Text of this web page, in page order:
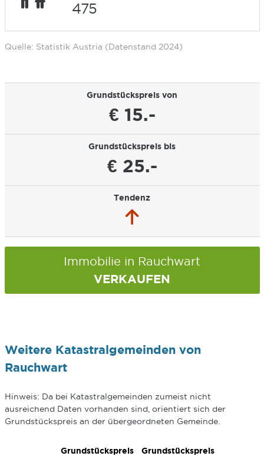
475
Quelle: Statistik Austria (Datenstand 2024)
Grundstückspreis von
€ 15.-
Grundstückspreis bis
€ 25.-
Tendenz
Immobilie in Rauchwart
VERKAUFEN
Weitere Katastralgemeinden von
Rauchwart
Hinweis: Da bei Katastralgemeinden zumeist nicht
ausreichend Daten vorhanden sind, orientiert sich der
Grundstückspreis an der übergeordneten Gemeinde.
Grundstückspreis
Grundstückspreis